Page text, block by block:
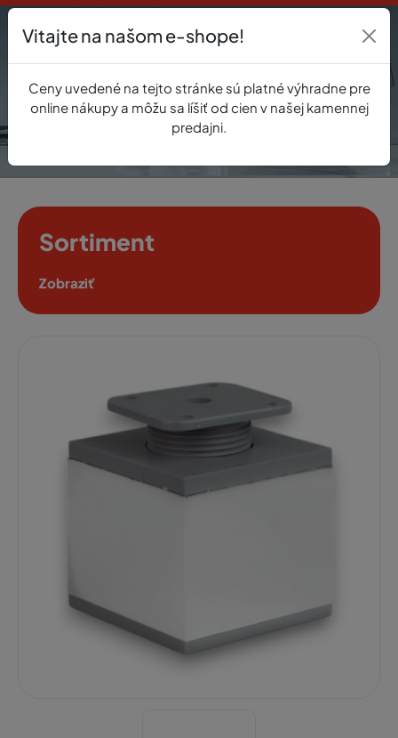
0
Sortiment
Zobraziť
Vitajte na našom e-shope!
Ceny uvedené na tejto stránke sú platné výhradne pre
online nákupy a môžu sa líšiť od cien v našej kamennej
predajni.